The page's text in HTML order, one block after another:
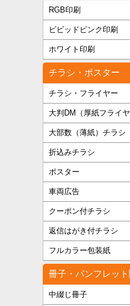
RGB印刷
ビビッドピンク印刷
ホワイト印刷
チラシ・ポスター
チラシ・フライヤー
大判DM（厚紙フライヤ
大部数（薄紙）チラシ
折込みチラシ
ポスター
車両広告
クーポン付チラシ
返信はがき付チラシ
フルカラー包装紙
冊子・パンフレッ
中綴じ冊子